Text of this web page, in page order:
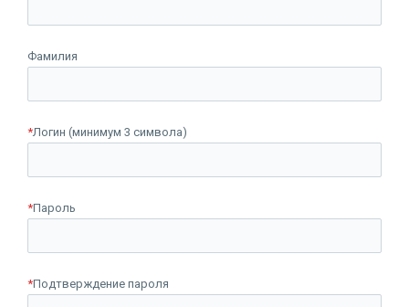
Фамилия
*Логин (минимум 3 символа)
*Пароль
*Подтверждение пароля